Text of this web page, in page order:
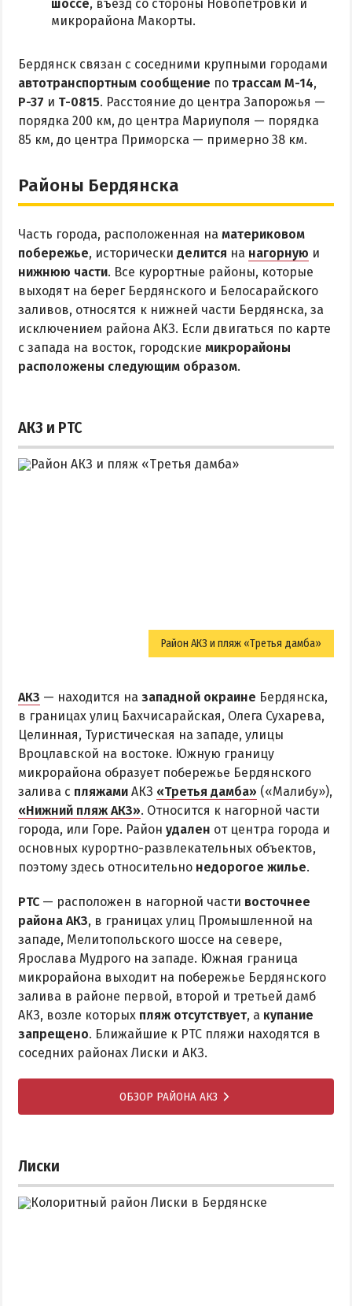
РЕКОМЕНДАЦИИ ПО ВЫБОРУ ЖИЛЬЯ
Отдых с детьми
Отдых в мае и на майские
Отдых в сентябре
Отдых зимой и в межсезонье
Отдых с бассейном
Отдых на первой линии
Отдых на набережной
Квартиры посуточно
шоссе, въезд со стороны Новопетровки и
микрорайона Макорты.
Бердянск связан с соседними крупными городами
автотранспортным сообщение по трассам М-14,
Р-37 и Т-0815. Расстояние до центра Запорожья —
порядка 200 км, до центра Мариуполя — порядка
85 км, до центра Приморска — примерно 38 км.
Районы Бердянска
Часть города, расположенная на материковом
побережье, исторически делится на нагорную и
нижнюю части. Все курортные районы, которые
выходят на берег Бердянского и Белосарайского
заливов, относятся к нижней части Бердянска, за
исключением района АКЗ. Если двигаться по карте
с запада на восток, городские микрорайоны
расположены следующим образом.
АКЗ и РТС
Район АКЗ и пляж «Третья дамба»
АКЗ — находится на западной окраине Бердянска,
в границах улиц Бахчисарайская, Олега Сухарева,
Целинная, Туристическая на западе, улицы
Вроцлавской на востоке. Южную границу
микрорайона образует побережье Бердянского
залива с пляжами АКЗ «Третья дамба» («Малибу»),
«Нижний пляж АКЗ». Относится к нагорной части
города, или Горе. Район удален от центра города и
основных курортно-развлекательных объектов,
поэтому здесь относительно недорогое жилье.
РТС — расположен в нагорной части восточнее
района АКЗ, в границах улиц Промышленной на
западе, Мелитопольского шоссе на севере,
Ярослава Мудрого на западе. Южная граница
микрорайона выходит на побережье Бердянского
залива в районе первой, второй и третьей дамб
АКЗ, возле которых пляж отсутствует, а купание
запрещено. Ближайшие к РТС пляжи находятся в
соседних районах Лиски и АКЗ.
ОБЗОР РАЙОНА АКЗ
Лиски